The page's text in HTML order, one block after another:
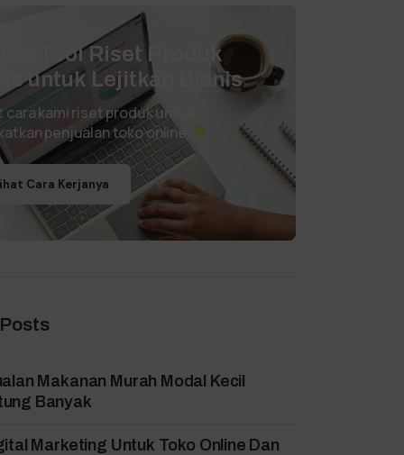
Dia Tool Riset Produk
untuk Lejitkan Bisnis
cara kami riset produk untuk
penjualan toko online.
Cara Kerjanya
Makanan Murah Modal Kecil
Banyak
Marketing Untuk Toko Online Dan